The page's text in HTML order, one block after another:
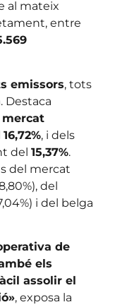
al mateix
entre
emissors, tots
Destaca
mercat
16,72%, i dels
del 15,37%.
del mercat
del
i del belga
de
els
assolir el
, exposa la